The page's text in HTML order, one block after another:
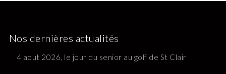
Nos dernières actualités
4 aout 2026, le jour du senior au golf de St Clair